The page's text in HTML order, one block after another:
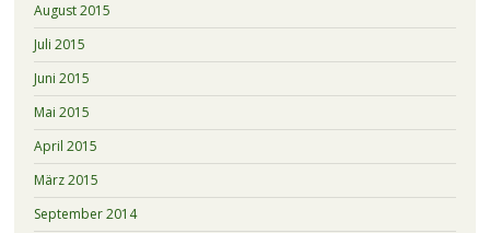
August 2015
Juli 2015
Juni 2015
Mai 2015
April 2015
März 2015
September 2014